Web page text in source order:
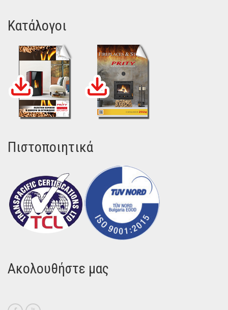
Κατάλογοι
Πιστοποιητικά
Ακολουθήστε μας